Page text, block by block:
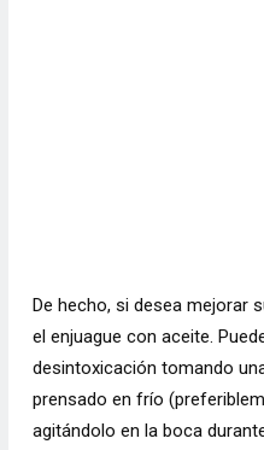
De hecho, si desea mejorar
el enjuague con aceite.
desintoxicación tomando
prensado en frío
agitándolo en la boca